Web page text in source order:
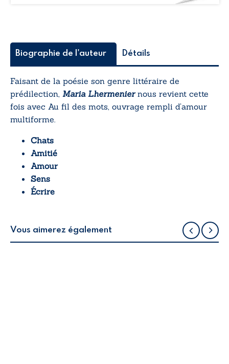
Biographie de l'auteur Détails
Faisant de la poésie son genre littéraire de
prédilection, Maria Lhermeniernous revient cette
fois avec Au fil des mots, ouvrage rempli d’amour
multiforme.
Chats
Amitié
Amour
Sens
Écrire
Vous aimerez également